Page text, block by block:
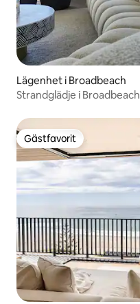
Lägenhet i Broadbeach
Strandglädje i Broadbeach
Gästfavorit
Gästfavorit